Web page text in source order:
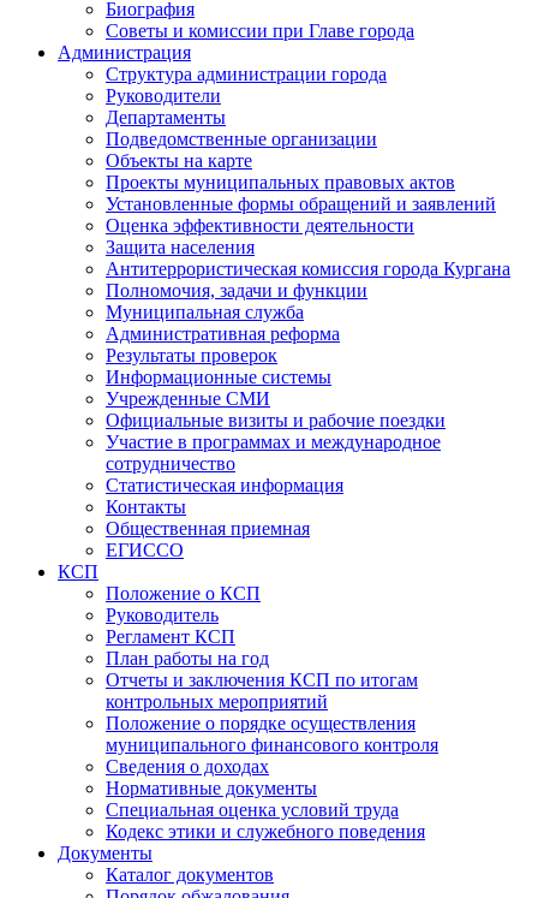
Биография
Советы и комиссии при Главе города
Администрация
Структура администрации города
Руководители
Департаменты
Подведомственные организации
Объекты на карте
Проекты муниципальных правовых актов
Установленные формы обращений и заявлений
Оценка эффективности деятельности
Защита населения
Антитеррористическая комиссия города Кургана
Полномочия, задачи и функции
Муниципальная служба
Административная реформа
Результаты проверок
Информационные системы
Учрежденные СМИ
Официальные визиты и рабочие поездки
Участие в программах и международное
сотрудничество
Статистическая информация
Контакты
Общественная приемная
ЕГИССО
КСП
Положение о КСП
Руководитель
Регламент КСП
План работы на год
Отчеты и заключения КСП по итогам
контрольных мероприятий
Положение о порядке осуществления
муниципального финансового контроля
Сведения о доходах
Нормативные документы
Специальная оценка условий труда
Кодекс этики и служебного поведения
Документы
Каталог документов